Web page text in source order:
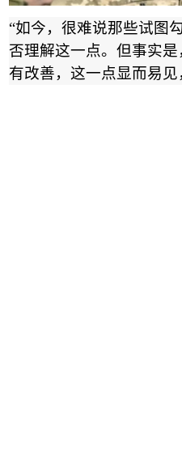
“如今，很难说那些试图
否理解这一点。但事实
有改善，这一点显而易见